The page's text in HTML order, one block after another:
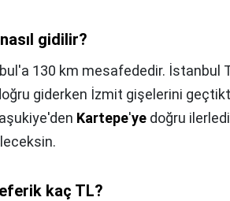
gidilir?
130 km mesafededir. İstanbul
giderken İzmit gişelerini
Kartepe'ye doğru
kaç TL?